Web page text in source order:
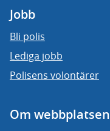
Jobb
Bli polis
Lediga jobb
Polisens volontärer
Om webbplatsen